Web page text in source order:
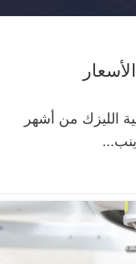
الليزك من أشهر